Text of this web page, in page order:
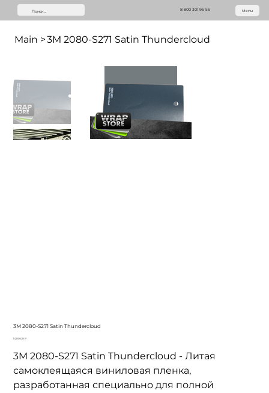
8 800 301 96 56 Menu
Main >3M 2080-S271 Satin Thundercloud
3M 2080-S271 Satin Thundercloud
Цена
5 200,00 ₽
3M 2080-S271 Satin Thundercloud - Литая
самоклеящаяся виниловая пленка,
разработанная специально для полной